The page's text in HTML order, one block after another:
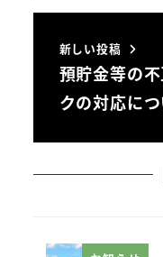
新しい投稿
預貯金等の
クの対応につ